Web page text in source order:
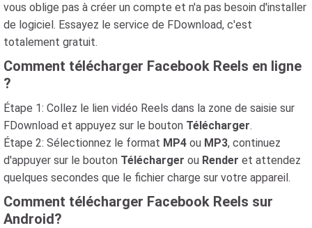
vous oblige pas à créer un compte et n'a pas besoin d'installer
de logiciel. Essayez le service de FDownload, c'est
totalement gratuit.
Comment télécharger Facebook Reels en ligne
?
Étape 1: Collez le lien vidéo Reels dans la zone de saisie sur
FDownload et appuyez sur le bouton Télécharger.
Étape 2: Sélectionnez le format MP4 ou MP3, continuez
d'appuyer sur le bouton Télécharger ou Render et attendez
quelques secondes que le fichier charge sur votre appareil.
Comment télécharger Facebook Reels sur
Android?